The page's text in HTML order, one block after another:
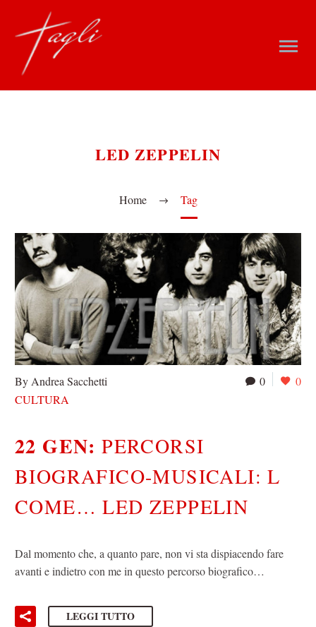
LED ZEPPELIN
Home Tag
0 0
By Andrea Sacchetti
CULTURA
22 GEN:PERCORSI
BIOGRAFICO-MUSICALI: L
COME… LED ZEPPELIN
Dal momento che, a quanto pare, non vi sta dispiacendo fare
avanti e indietro con me in questo percorso biografico…
LEGGI TUTTO